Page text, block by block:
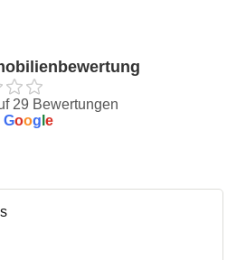
29 Bewertungen
Goog e